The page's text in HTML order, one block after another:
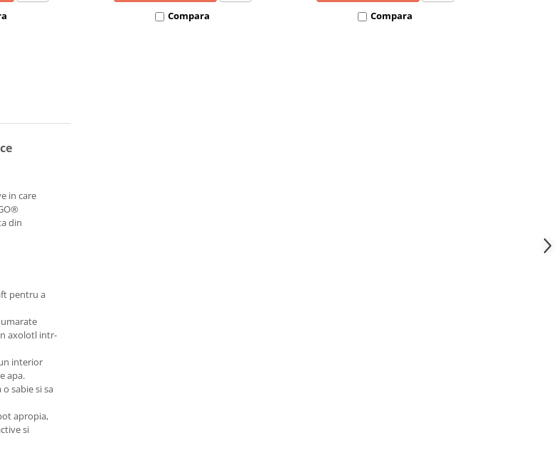
Compara Compara
in care
din
pentru a
axolotl intr-
interior
apa.
sabie si sa
apropia,
si